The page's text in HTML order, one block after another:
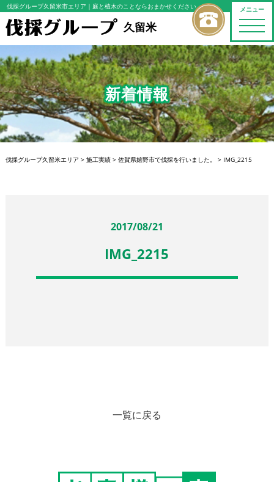
メニュー
toggle
伐採グループ久留米市エリア ｜庭と植木のことならおまかせください
久留米
新着情報
伐採グループ久留米エリア > 施工実績> 佐賀県嬉野市で伐採を行いました。 > IMG_2215
2017/08/21
IMG_2215
一覧に戻る